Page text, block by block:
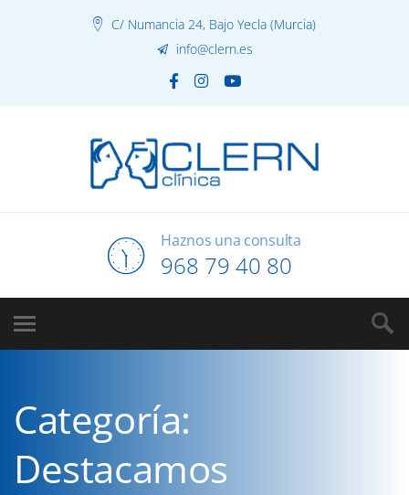
C/ Numancia 24, Bajo Yecla (Murcia)
info@clern.es
Haznos una consulta
968 79 40 80
Categoría:
Destacamos